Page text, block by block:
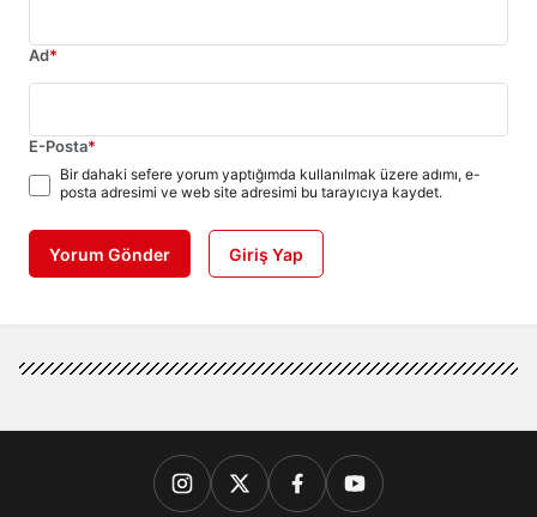
Ad*
E-Posta*
Bir dahaki sefere yorum yaptığımda kullanılmak üzere adımı, e-
posta adresimi ve web site adresimi bu tarayıcıya kaydet.
Yorum Gönder Giriş Yap